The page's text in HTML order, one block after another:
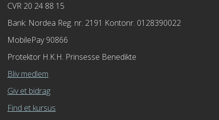
CVR 20 24 88 15
Bank: Nordea Reg. nr. 2191 Kontonr. 0128390022
MobilePay 90866
Protektor H.K.H. Prinsesse Benedikte
Bliv medlem
Giv et bidrag
Find et kursus